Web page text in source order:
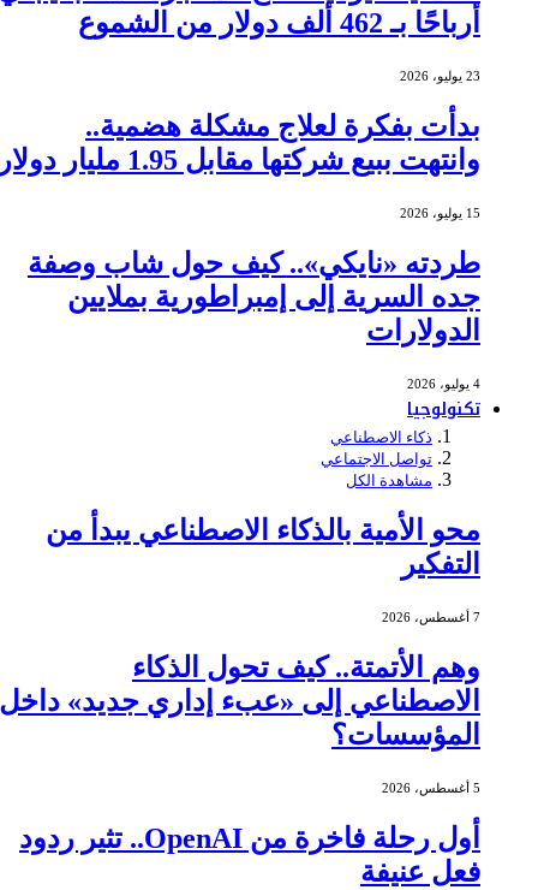
أرباحًا بـ 462 ألف دولار من الشموع
23 يوليو، 2026
بدأت بفكرة لعلاج مشكلة هضمية..
وانتهت ببيع شركتها مقابل 1.95 مليار دولار
15 يوليو، 2026
طردته «نايكي».. كيف حول شاب وصفة
جده السرية إلى إمبراطورية بملايين
الدولارات
4 يوليو، 2026
تكنولوجيا
ذكاء الاصطناعي
تواصل الاجتماعي
مشاهدة الكل
محو الأمية بالذكاء الاصطناعي يبدأ من
التفكير
7 أغسطس، 2026
وهم الأتمتة.. كيف تحول الذكاء
الاصطناعي إلى «عبء إداري جديد» داخل
المؤسسات؟
5 أغسطس، 2026
أول رحلة فاخرة من OpenAI.. تثير ردود
فعل عنيفة